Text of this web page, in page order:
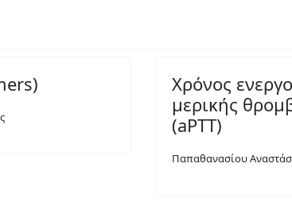
Χρόνος
μερικής
(aPTT)
Παπαθανασίου